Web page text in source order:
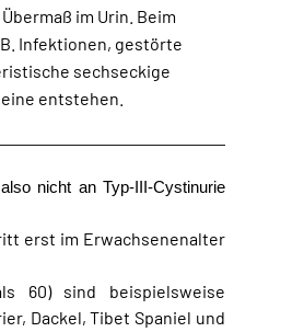
im Urin. Beim
Infektionen, gestörte
sechseckige
entstehen.
nicht an Typ-III-Cystinurie
erst im Erwachsenenalter
60) sind beispielsweise
Dackel, Tibet Spaniel und